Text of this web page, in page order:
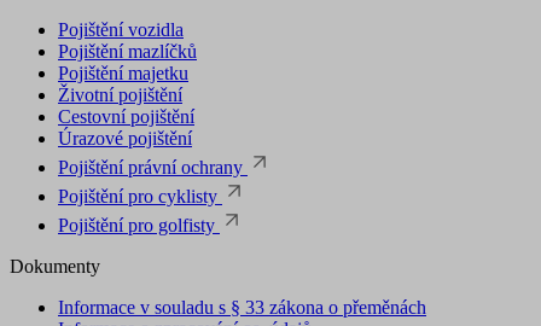
Pojištění vozidla
Pojištění mazlíčků
Pojištění majetku
Životní pojištění
Cestovní pojištění
Úrazové pojištění
Pojištění právní ochrany
Pojištění pro cyklisty
Pojištění pro golfisty
Dokumenty
Informace v souladu s § 33 zákona o přeměnách